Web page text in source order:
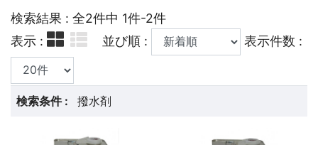
検索結果 : 全2件中 1件-2件
表示 :
並び順 : 表示件数 :
検索条件 : 撥水剤